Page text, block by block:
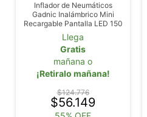
Inflador de Neumáticos
Gadnic Inalámbrico Mini
Recargable Pantalla LED 150
PSI Potencia 80W Batería
4000 mAh
Llega
Gratis
mañana o
¡Retiralo mañana!
$124.776
$56.149